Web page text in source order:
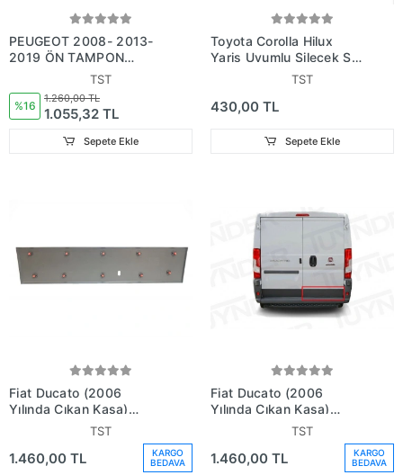
PEUGEOT 2008- 2013-
2019 ÖN TAMPON
BAĞLANTI BRAKETİ
SAĞ-SOL SET 2 PARÇA
OEM NO: 1610145680
TST
%16
1.260,00 TL
1.055,32 TL
Sepete Ekle
Toyota Corolla Hilux
Yaris Uyumlu Silecek Su
Fiskiye Motoru 2009-
TST
430,00 TL
Sepete Ekle
Fiat Ducato (2006
Yılında Çıkan Kasa)
Bagaj Kapağı Bandı Sol
TST
1.460,00 TL
KARGO
BEDAVA
Fiat Ducato (2006
Yılında Çıkan Kasa)
Bagaj Kapağı Bandı Sağ
TST
1.460,00 TL
KARGO
BEDAVA